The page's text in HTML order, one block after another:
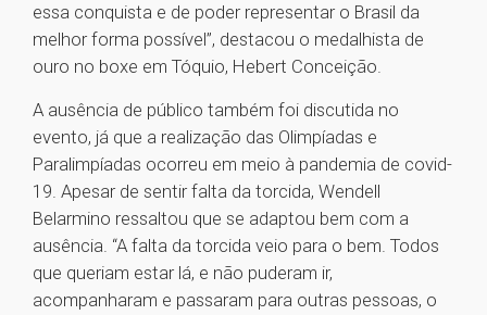
essa conquista e de poder representar o Brasil da
melhor forma possível”, destacou o medalhista de
ouro no boxe em Tóquio, Hebert Conceição.
A ausência de público também foi discutida no
evento, já que a realização das Olimpíadas e
Paralimpíadas ocorreu em meio à pandemia de covid-
19. Apesar de sentir falta da torcida, Wendell
Belarmino ressaltou que se adaptou bem com a
ausência. “A falta da torcida veio para o bem. Todos
que queriam estar lá, e não puderam ir,
acompanharam e passaram para outras pessoas, o